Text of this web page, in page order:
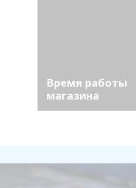
Время работы
магазина